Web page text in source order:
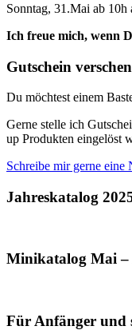
Sonntag, 31.Mai ab
Ich freue mich, wenn
Gutschein
Du möchtest einem
Gerne stelle ich
up Produkten eingelöst
Schreibe mir gerne eine
Jahreskatalog
Minikatalog Mai –
Für Anfänger und